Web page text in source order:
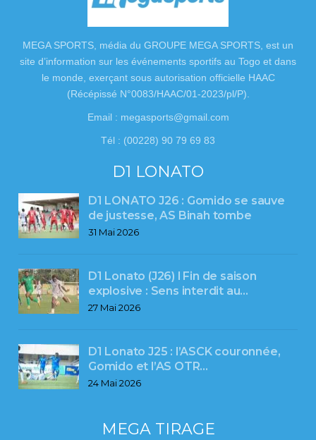
MEGA SPORTS, média du GROUPE MEGA SPORTS, est un
site d’information sur les événements sportifs au Togo et dans
le monde, exerçant sous autorisation officielle HAAC
(Récépissé N°0083/HAAC/01-2023/pl/P).
Email : megasports@gmail.com
Tél : (00228) 90 79 69 83
D1 LONATO
D1 LONATO J26 : Gomido se sauve
de justesse, AS Binah tombe
31 Mai 2026
D1 Lonato (J26) l Fin de saison
explosive : Sens interdit au…
27 Mai 2026
D1 Lonato J25 : l’ASCK couronnée,
Gomido et l’AS OTR…
24 Mai 2026
MEGA TIRAGE